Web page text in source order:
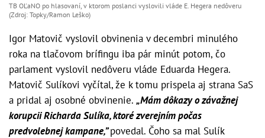
TB OĽaNO po hlasovaní, v ktorom poslanci vyslovili vláde E. Hegera nedôveru
(Zdroj: Topky/Ramon Leško)
Igor Matovič vyslovil obvinenia v decembri minulého
roka na tlačovom brífingu iba pár minút potom, čo
parlament vyslovil nedôveru vláde Eduarda Hegera.
Matovič Sulíkovi vyčítal, že k tomu prispela aj strana SaS
a pridal aj osobné obvinenie. „Mám dôkazy o závažnej
korupcii Richarda Sulíka, ktoré zverejním počas
predvolebnej kampane,”povedal. Čoho sa mal Sulík